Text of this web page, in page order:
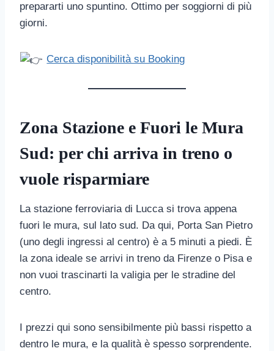
prepararti uno spuntino. Ottimo per soggiorni di più
giorni.
Cerca disponibilità su Booking
Zona Stazione e Fuori le Mura
Sud: per chi arriva in treno o
vuole risparmiare
La stazione ferroviaria di Lucca si trova appena
fuori le mura, sul lato sud. Da qui, Porta San Pietro
(uno degli ingressi al centro) è a 5 minuti a piedi. È
la zona ideale se arrivi in treno da Firenze o Pisa e
non vuoi trascinarti la valigia per le stradine del
centro.
I prezzi qui sono sensibilmente più bassi rispetto a
dentro le mura, e la qualità è spesso sorprendente.